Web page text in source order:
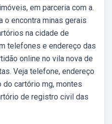
em parceria com a.
o encontra minas gerais
na cidade de
telefones e endereço das
online no vila nova de
Veja telefone, endereço
do cartório mg, montes
de registro civil das